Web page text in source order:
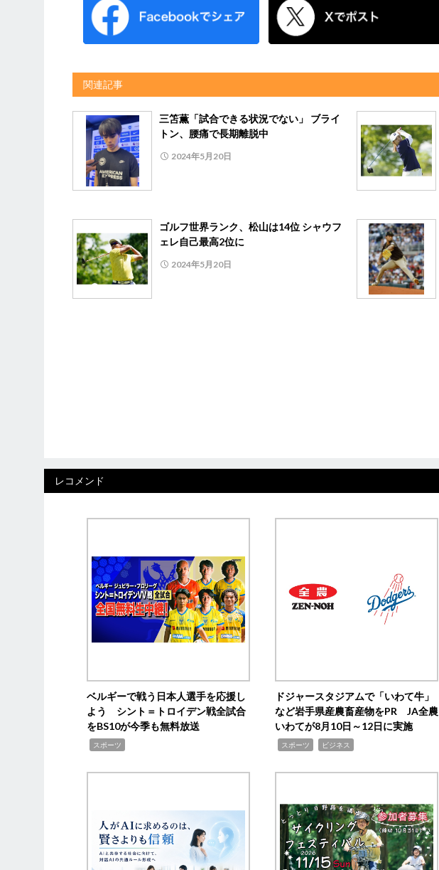
関連記事
三笘薫「試合できる状況でない」 ブライ
トン、腰痛で長期離脱中
2024年5月20日
ゴルフ世界ランク、松山は14位 シャウフ
ェレ自己最高2位に
2024年5月20日
レコメンド
ベルギーで戦う日本人選手を応援し
よう シント＝トロイデン戦全試合
をBS10が今季も無料放送
スポーツ
ドジャースタジアムで「いわて牛」
など岩手県産農畜産物をPR JA全農
いわてが8月10日～12日に実施
スポーツ ビジネス